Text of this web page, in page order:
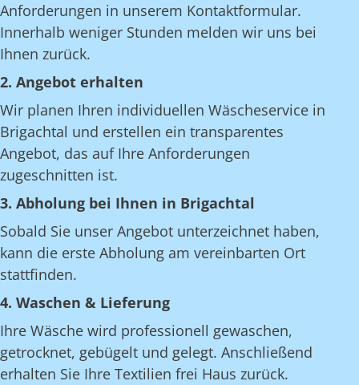
Anforderungen in unserem Kontaktformular.
Innerhalb weniger Stunden melden wir uns bei
Ihnen zurück.
2. Angebot erhalten
Wir planen Ihren individuellen Wäscheservice in
Brigachtal und erstellen ein transparentes
Angebot, das auf Ihre Anforderungen
zugeschnitten ist.
3. Abholung bei Ihnen in Brigachtal
Sobald Sie unser Angebot unterzeichnet haben,
kann die erste Abholung am vereinbarten Ort
stattfinden.
4. Waschen & Lieferung
Ihre Wäsche wird professionell gewaschen,
getrocknet, gebügelt und gelegt. Anschließend
erhalten Sie Ihre Textilien frei Haus zurück.